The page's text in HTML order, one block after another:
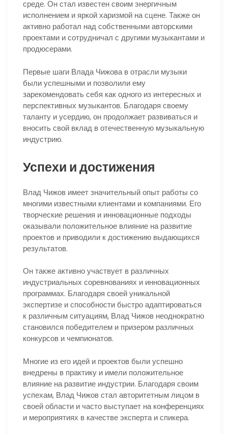
среде. Он стал известен своим энергичным
исполнением и яркой харизмой на сцене. Также он
активно работал над собственными авторскими
проектами и сотрудничал с другими музыкантами и
продюсерами.
Первые шаги Влада Чижова в отрасли музыки
были успешными и позволили ему
зарекомендовать себя как одного из интересных и
перспективных музыкантов. Благодаря своему
таланту и усердию, он продолжает развиваться и
вносить свой вклад в отечественную музыкальную
индустрию.
Успехи и достижения
Влад Чижов имеет значительный опыт работы со
многими известными клиентами и компаниями. Его
творческие решения и инновационные подходы
оказывали положительное влияние на развитие
проектов и приводили к достижению выдающихся
результатов.
Он также активно участвует в различных
индустриальных соревнованиях и инновационных
программах. Благодаря своей уникальной
экспертизе и способности быстро адаптироваться
к различным ситуациям, Влад Чижов неоднократно
становился победителем и призером различных
конкурсов и чемпионатов.
Многие из его идей и проектов были успешно
внедрены в практику и имели положительное
влияние на развитие индустрии. Благодаря своим
успехам, Влад Чижов стал авторитетным лицом в
своей области и часто выступает на конференциях
и мероприятиях в качестве эксперта и спикера.